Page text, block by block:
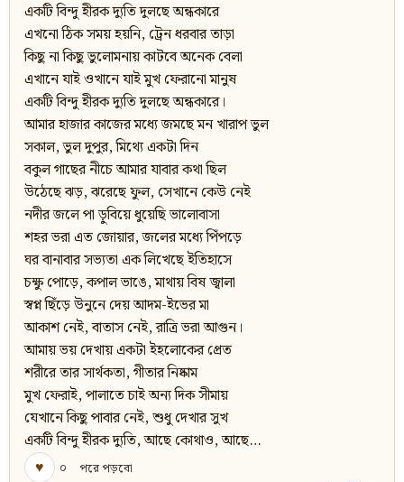
একটি বিন্দু হীরক দ্যুতি দুলছে অন্ধকারে
এখনো ঠিক সময় হয়নি, ট্রেন ধরবার তাড়া
কিছু না কিছু ভুলোমনায় কাটবে অনেক বেলা
এখানে যাই ওখানে যাই মুখ ফেরানো মানুষ
একটি বিন্দু হীরক দ্যুতি দুলছে অন্ধকারে।
আমার হাজার কাজের মধ্যে জমছে মন খারাপ ভুল
সকাল, ভুল দুপুর, মিথ্যে একটা দিন
বকুল গাছের নীচে আমার যাবার কথা ছিল
উঠেছে ঝড়, ঝরেছে ফুল, সেখানে কেউ নেই
নদীর জলে পা ড়ুবিয়ে ধুয়েছি ভালোবাসা
শহর ভরা এত জোয়ার, জলের মধ্যে পিঁপড়ে
ঘর বানাবার সভ্যতা এক লিখেছে ইতিহাসে
চক্ষু পোড়ে, কপাল ভাঙে, মাথায় বিষ জ্বালা
স্বপ্ন ছিঁড়ে উনুনে দেয় আদম-ইভের মা
আকাশ নেই, বাতাস নেই, রাত্রি ভরা আগুন।
আমায় ভয় দেখায় একটা ইহলোকের প্রেত
শরীরে তার সার্থকতা, গীতার নিষ্কাম
মুখ ফেরাই, পালাতে চাই অন্য দিক সীমায়
যেখানে কিছু পাবার নেই, শুধু দেখার সুখ
একটি বিন্দু হীরক দ্যুতি, আছে কোথাও, আছে…
♥
০ পরে পড়বো